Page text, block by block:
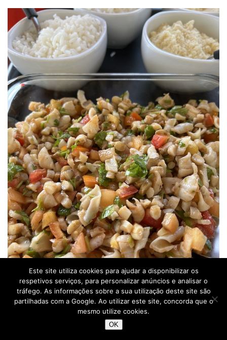
Restaurante Pôr do Sol – Ilha Bom Jesus dos Passos –
Salvador – Bahia – Brasil © Viaje Comigo
Este site utiliza cookies para ajudar a disponibilizar os
respetivos serviços, para personalizar anúncios e analisar o
tráfego. As informações sobre a sua utilização deste site são
partilhadas com a Google. Ao utilizar este site, concorda que o
mesmo utilize cookies.
OK